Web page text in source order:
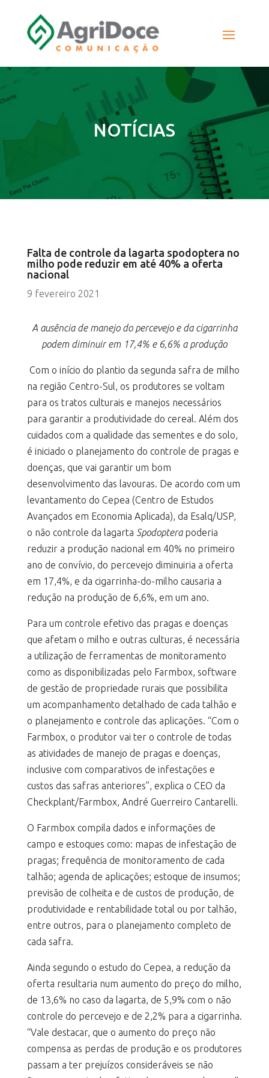
NOTÍCIAS
Falta de controle da lagarta spodoptera no
milho pode reduzir em até 40% a oferta
nacional
9 fevereiro 2021
A ausência de manejo do percevejo e da cigarrinha
podem diminuir em 17,4% e 6,6% a produção
Com o início do plantio da segunda safra de milho
na região Centro-Sul, os produtores se voltam
para os tratos culturais e manejos necessários
para garantir a produtividade do cereal. Além dos
cuidados com a qualidade das sementes e do solo,
é iniciado o planejamento do controle de pragas e
doenças, que vai garantir um bom
desenvolvimento das lavouras. De acordo com um
levantamento do Cepea (Centro de Estudos
Avançados em Economia Aplicada), da Esalq/USP,
o não controle da lagarta Spodopterapoderia
reduzir a produção nacional em 40% no primeiro
ano de convívio, do percevejo diminuiria a oferta
em 17,4%, e da cigarrinha-do-milho causaria a
redução na produção de 6,6%, em um ano.
Para um controle efetivo das pragas e doenças
que afetam o milho e outras culturas, é necessária
a utilização de ferramentas de monitoramento
como as disponibilizadas pelo Farmbox, software
de gestão de propriedade rurais que possibilita
um acompanhamento detalhado de cada talhão e
o planejamento e controle das aplicações. “Com o
Farmbox, o produtor vai ter o controle de todas
as atividades de manejo de pragas e doenças,
inclusive com comparativos de infestações e
custos das safras anteriores”, explica o CEO da
Checkplant/Farmbox, André Guerreiro Cantarelli.
O Farmbox compila dados e informações de
campo e estoques como: mapas de infestação de
pragas; frequência de monitoramento de cada
talhão; agenda de aplicações; estoque de insumos;
previsão de colheita e de custos de produção, de
produtividade e rentabilidade total ou por talhão,
entre outros, para o planejamento completo de
cada safra.
Ainda segundo o estudo do Cepea, a redução da
oferta resultaria num aumento do preço do milho,
de 13,6% no caso da lagarta, de 5,9% com o não
controle do percevejo e de 2,2% para a cigarrinha.
“Vale destacar, que o aumento do preço não
compensa as perdas de produção e os produtores
passam a ter prejuízos consideráveis se não